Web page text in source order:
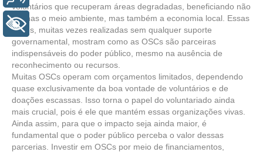
voluntários que recuperam áreas degradadas, beneficiando não
apenas o meio ambiente, mas também a economia local. Essas
ações, muitas vezes realizadas sem qualquer suporte
governamental, mostram como as OSCs são parceiras
indispensáveis do poder público, mesmo na ausência de
reconhecimento ou recursos.
Muitas OSCs operam com orçamentos limitados, dependendo
quase exclusivamente da boa vontade de voluntários e de
doações escassas. Isso torna o papel do voluntariado ainda
mais crucial, pois é ele que mantém essas organizações vivas.
Ainda assim, para que o impacto seja ainda maior, é
fundamental que o poder público perceba o valor dessas
parcerias. Investir em OSCs por meio de financiamentos,
+ Acessibilidade